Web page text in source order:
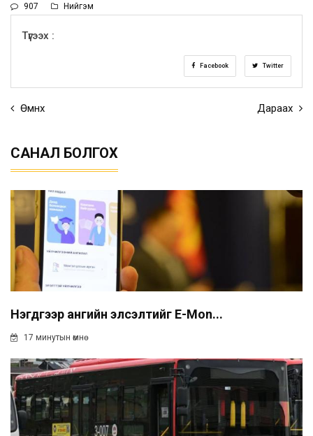
907 Нийгэм
Түгээх :
Facebook Twitter
Өмнөх Дараах
САНАЛ БОЛГОХ
Нэгдүгээр ангийн элсэлтийг E-Mon...
17 минутын өмнө